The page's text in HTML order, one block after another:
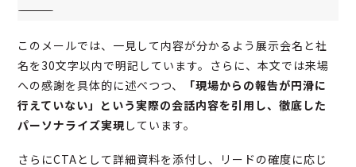
――――――――――――――――
このメールでは、一見して内容が分かるよう展示会名と社
名を30文字以内で明記しています。さらに、本文では来場
への感謝を具体的に述べつつ、
「現場からの報告が円滑に
行えていない」という実際の会話内容を引用し、徹底した
パーソナライズ実現 しています。
さらにCTAとして詳細資料を添付し、リードの確度に応じ